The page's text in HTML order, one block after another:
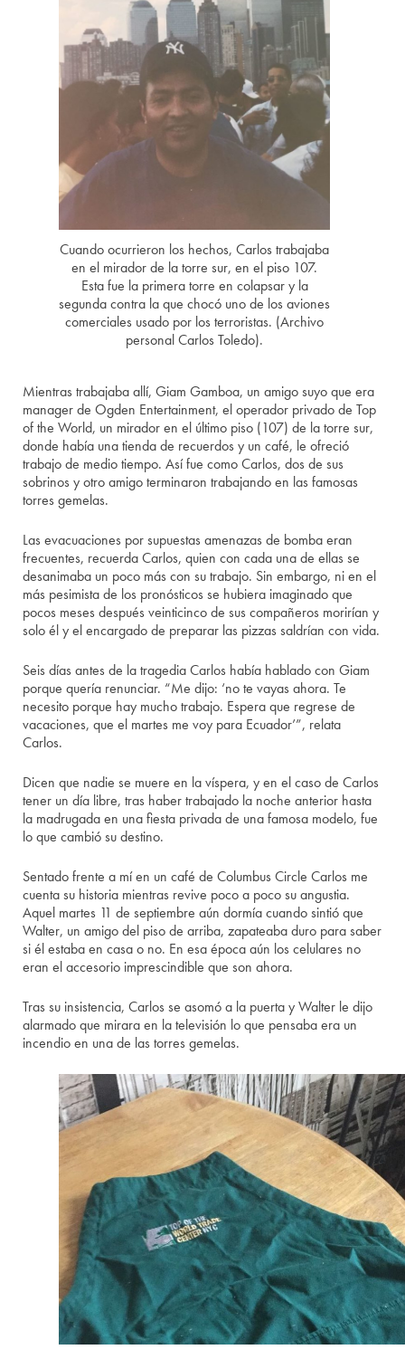
Cuando ocurrieron los hechos, Carlos trabajaba
en el mirador de la torre sur, en el piso 107.
Esta fue la primera torre en colapsar y la
segunda contra la que chocó uno de los aviones
comerciales usado por los terroristas. (Archivo
personal Carlos Toledo).
Mientras trabajaba allí, Giam Gamboa, un amigo suyo que era
manager de Ogden Entertainment, el operador privado de Top
of the World, un mirador en el último piso (107) de la torre sur,
donde había una tienda de recuerdos y un café, le ofreció
trabajo de medio tiempo. Así fue como Carlos, dos de sus
sobrinos y otro amigo terminaron trabajando en las famosas
torres gemelas.
Las evacuaciones por supuestas amenazas de bomba eran
frecuentes, recuerda Carlos, quien con cada una de ellas se
desanimaba un poco más con su trabajo. Sin embargo, ni en el
más pesimista de los pronósticos se hubiera imaginado que
pocos meses después veinticinco de sus compañeros morirían y
solo él y el encargado de preparar las pizzas saldrían con vida.
Seis días antes de la tragedia Carlos había hablado con Giam
porque quería renunciar. “Me dijo: ‘no te vayas ahora. Te
necesito porque hay mucho trabajo. Espera que regrese de
vacaciones, que el martes me voy para Ecuador’”, relata
Carlos.
Dicen que nadie se muere en la víspera, y en el caso de Carlos
tener un día libre, tras haber trabajado la noche anterior hasta
la madrugada en una fiesta privada de una famosa modelo, fue
lo que cambió su destino.
Sentado frente a mí en un café de Columbus Circle Carlos me
cuenta su historia mientras revive poco a poco su angustia.
Aquel martes 11 de septiembre aún dormía cuando sintió que
Walter, un amigo del piso de arriba, zapateaba duro para saber
si él estaba en casa o no. En esa época aún los celulares no
eran el accesorio imprescindible que son ahora.
Tras su insistencia, Carlos se asomó a la puerta y Walter le dijo
alarmado que mirara en la televisión lo que pensaba era un
incendio en una de las torres gemelas.